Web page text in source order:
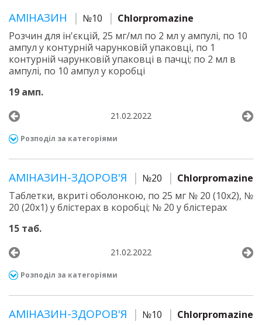
АМІНАЗИН №10
Chlorpromazine
Розчин для ін'єкцій, 25 мг/мл по 2 мл у ампулі, по 10
ампул у контурній чарунковій упаковці, по 1
контурній чарунковій упаковці в пачці; по 2 мл в
ампулі, по 10 ампул у коробці
19 амп.
21.02.2022
Розподіл за категоріями
АМІНАЗИН-ЗДОРОВ'Я №20
Chlorpromazine
Таблетки, вкриті оболонкою, по 25 мг № 20 (10х2), №
20 (20х1) у блістерах в коробці; № 20 у блістерах
15 таб.
21.02.2022
Розподіл за категоріями
АМІНАЗИН-ЗДОРОВ'Я №10
Chlorpromazine